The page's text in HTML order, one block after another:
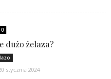
0
dużo żelaza?
stycznia 2024